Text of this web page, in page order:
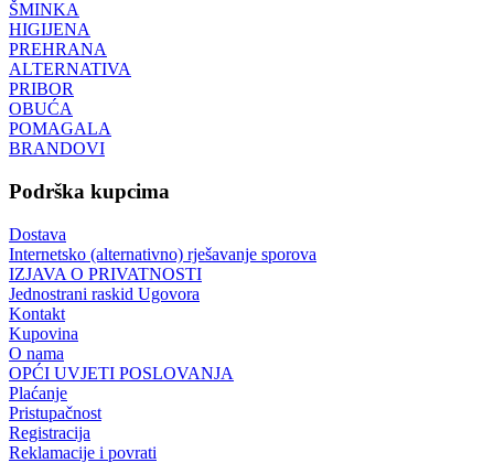
ŠMINKA
HIGIJENA
PREHRANA
ALTERNATIVA
PRIBOR
OBUĆA
POMAGALA
BRANDOVI
Podrška kupcima
Dostava
Internetsko (alternativno) rješavanje sporova
IZJAVA O PRIVATNOSTI
Jednostrani raskid Ugovora
Kontakt
Kupovina
O nama
OPĆI UVJETI POSLOVANJA
Plaćanje
Pristupačnost
Registracija
Reklamacije i povrati